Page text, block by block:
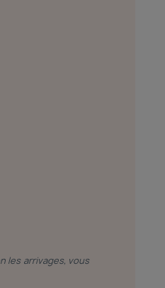
les arrivages, vous